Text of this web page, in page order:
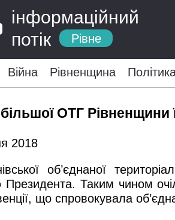
інформаційний
потік
Рівне
Війна Рівненщина
ОТГ Рівненщини
2018
об’єднаної
Президента. Таким чином
що спровокувала